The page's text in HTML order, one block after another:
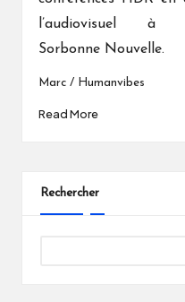
l’audiovisuel à
Sorbonne Nouvelle.
Marc / Humanvibes
Read More
Rechercher